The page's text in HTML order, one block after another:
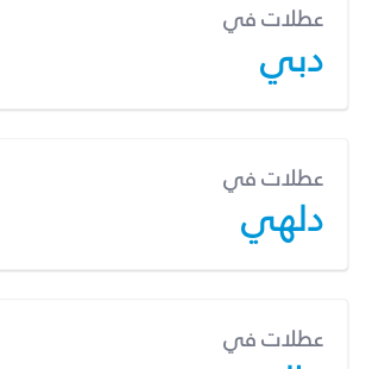
عطلات في
دبي
عطلات في
دلهي
عطلات في